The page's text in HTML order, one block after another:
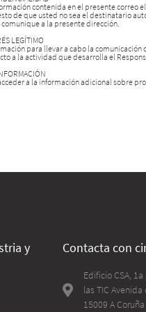
contenida en el presente correo
de que usted no sea el destinatario
comunique a la presente dirección.
LEGÍTIMO
para llevar a cabo la
a la actividad que desarrolla el
a la información adicional sobre
y Contacta con
Edificio CSA,
las TIC
15009 A Coruña